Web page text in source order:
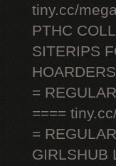
tiny.cc/
PTHC
SITERIPS
=
====
=
GIRLSHUB